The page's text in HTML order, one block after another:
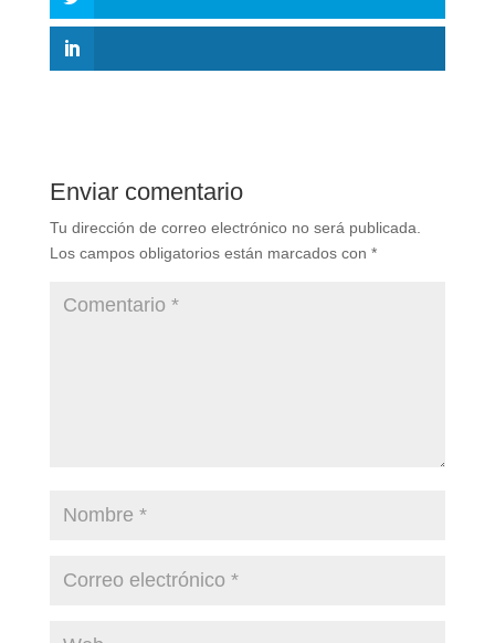
Enviar comentario
Tu dirección de correo electrónico no será publicada.
Los campos obligatorios están marcados con *